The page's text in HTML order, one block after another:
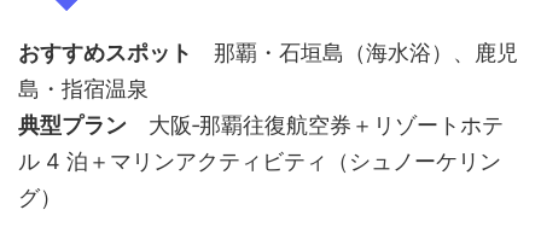
おすすめスポット
那覇・石垣島（海水浴）、鹿児
島・指宿温泉
典型プラン 大阪‑那覇往復航空券＋リゾートホテ
ル 4 泊＋マリンアクティビティ（シュノーケリン
グ）